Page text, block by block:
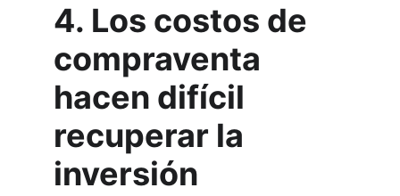
4. Los costos de
compraventa
hacen difícil
recuperar la
inversión